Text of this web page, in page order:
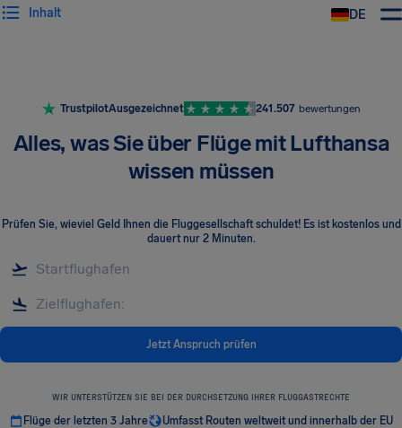
DE
Inhalt
TrustpilotAusgezeichnet 241.507 bewertungen
Alles, was Sie über Flüge mit Lufthansa
wissen müssen
Prüfen Sie, wieviel Geld Ihnen die Fluggesellschaft schuldet! Es ist kostenlos und
dauert nur 2 Minuten.
Jetzt Anspruch prüfen
WIR UNTERSTÜTZEN SIE BEI DER DURCHSETZUNG IHRER FLUGGASTRECHTE
Flüge der letzten 3 Jahre
Umfasst Routen weltweit und innerhalb der EU